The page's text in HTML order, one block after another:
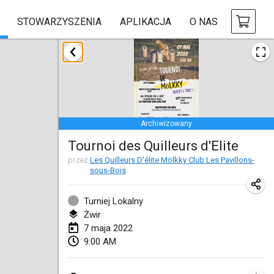
STOWARZYSZENIA APLIKACJA O NAS
Archiwizowany
Tournoi des Quilleurs d'Elite
przez Les Quilleurs D'élite Mölkky Club Les Pavillons-
sous-Bois
Turniej Lokalny
Żwir
7 maja 2022
9:00 AM
styczeń 2022
ANULOWANY
Tournoi Mixte ASPTTOM
22 sty 2022|Francja
KKS Halli Duppeli
22 sty 2022 |Finlandia
Mölkky Tournament - Doubles
22 sty 2022|Japonia
Suomelan Mölkky-open
22 sty 2022
The Mölkky Tournament 2nd